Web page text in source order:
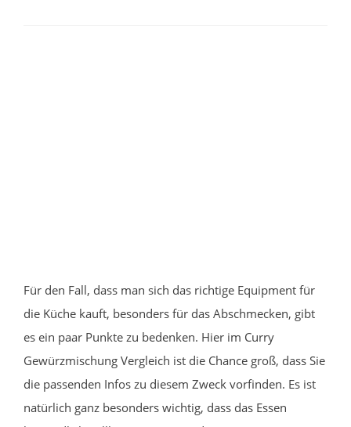
Für den Fall, dass man sich das richtige Equipment für
die Küche kauft, besonders für das Abschmecken, gibt
es ein paar Punkte zu bedenken. Hier im Curry
Gewürzmischung Vergleich ist die Chance groß, dass Sie
die passenden Infos zu diesem Zweck vorfinden. Es ist
natürlich ganz besonders wichtig, dass das Essen